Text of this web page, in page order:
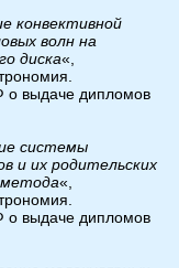
конвективной
волн на
диска«,
выдаче дипломов
системы
и их родительских
метода«,
выдаче дипломов